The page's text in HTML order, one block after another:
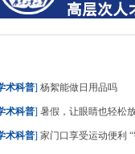
术科普] 杨絮能做日用品吗
术科普] 暑假，让眼睛也轻松
术科普] 家门口享受运动便利 “